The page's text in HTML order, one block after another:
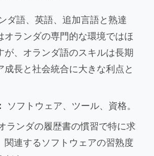
ダ語、英語、追加言語と熟達
オランダの専門的な環境ではほ
が、オランダ語のスキルは長期
成長と社会統合に大きな利点と
ソフトウェア、ツール、資格。
ランダの履歴書の慣習で特に求
関連するソフトウェアの習熟度